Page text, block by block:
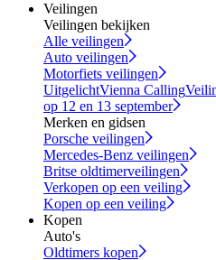
Veilingen
Veilingen bekijken
Alle veilingen
Auto veilingen
Motorfiets veilingen
UitgelichtVienna Calling
op 12 en 13 september
Merken en gidsen
Porsche veilingen
Mercedes-Benz veilingen
Britse oldtimerveilingen
Verkopen op een veiling
Kopen op een veiling
Kopen
Auto's
Oldtimers kopen